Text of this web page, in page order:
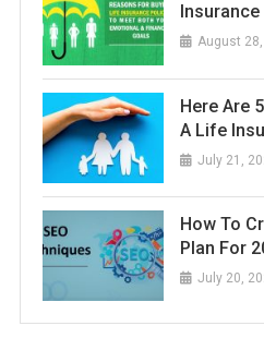
Insurance
August
Here Are
A Life
July 21,
How To
Plan For
July 20,